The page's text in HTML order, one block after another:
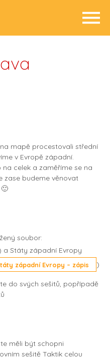
mapě procestovali střední
v Evropě západní.
celek a zaměříme se na
zase budeme věnovat
soubor:
a Státy západní Evropy
západní Evropy – zápis )
do svých sešitů, popřípadě
měli být schopni
sešitě Taktik celou